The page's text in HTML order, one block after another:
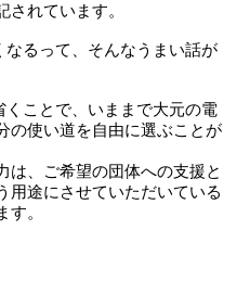
されています。
るって、そんなうまい話が
ことで、いままで大元の電
の使い道を自由に選ぶことが
は、ご希望の団体への支援と
用途にさせていただいている
す。